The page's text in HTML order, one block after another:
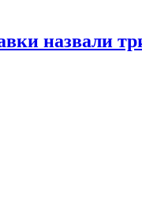
назвали